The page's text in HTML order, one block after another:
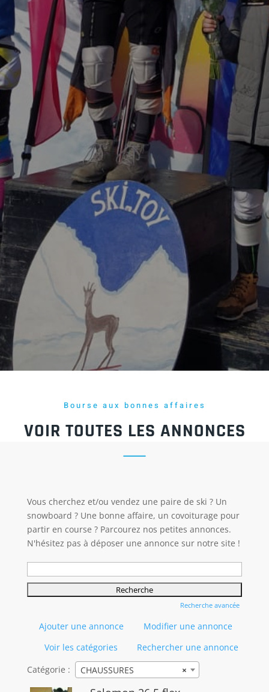
Bourse aux bonnes affaires
VOIR TOUTES LES ANNONCES
Vous cherchez et/ou vendez une paire de ski ? Un
snowboard ? Une bonne affaire, un covoiturage pour
partir en course ? Parcourez nos petites annonces.
N'hésitez pas à déposer une annonce sur notre site !
Recherche avancée
Ajouter une annonce
Modifier une annonce
Voir les catégories
Rechercher une annonce
Catégorie :
×
CHAUSSURES